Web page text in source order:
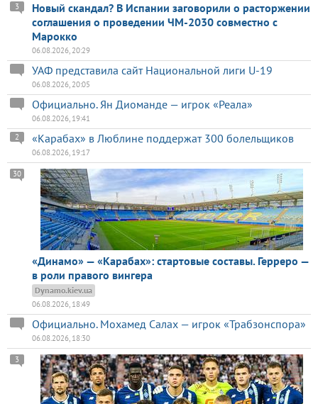
Новый скандал? В Испании заговорили о расторжении
соглашения о проведении ЧМ-2030 совместно с
Марокко
3
06.08.2026, 20:29
УАФ представила сайт Национальной лиги U-19
06.08.2026, 20:05
Официально. Ян Диоманде — игрок «Реала»
06.08.2026, 19:41
«Карабах» в Люблине поддержат 300 болельщиков
2
06.08.2026, 19:17
«Динамо» — «Карабах»: стартовые составы. Герреро —
в роли правого вингера
30
Dynamo.kiev.ua
06.08.2026, 18:49
Официально. Мохамед Салах — игрок «Трабзонспора»
06.08.2026, 18:30
3